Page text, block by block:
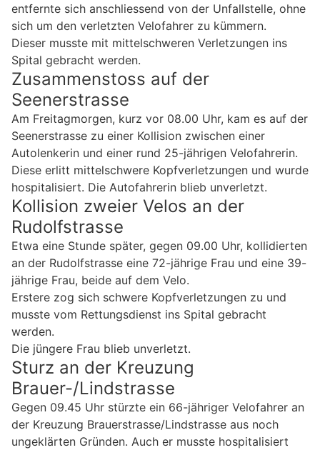
entfernte sich anschliessend von der Unfallstelle, ohne
sich um den verletzten Velofahrer zu kümmern.
Dieser musste mit mittelschweren Verletzungen ins
Spital gebracht werden.
Zusammenstoss auf der
Seenerstrasse
Am Freitagmorgen, kurz vor 08.00 Uhr, kam es auf der
Seenerstrasse zu einer Kollision zwischen einer
Autolenkerin und einer rund 25-jährigen Velofahrerin.
Diese erlitt mittelschwere Kopfverletzungen und wurde
hospitalisiert. Die Autofahrerin blieb unverletzt.
Kollision zweier Velos an der
Rudolfstrasse
Etwa eine Stunde später, gegen 09.00 Uhr, kollidierten
an der Rudolfstrasse eine 72-jährige Frau und eine 39-
jährige Frau, beide auf dem Velo.
Erstere zog sich schwere Kopfverletzungen zu und
musste vom Rettungsdienst ins Spital gebracht
werden.
Die jüngere Frau blieb unverletzt.
Sturz an der Kreuzung
Brauer-/Lindstrasse
Gegen 09.45 Uhr stürzte ein 66-jähriger Velofahrer an
der Kreuzung Brauerstrasse/Lindstrasse aus noch
ungeklärten Gründen. Auch er musste hospitalisiert